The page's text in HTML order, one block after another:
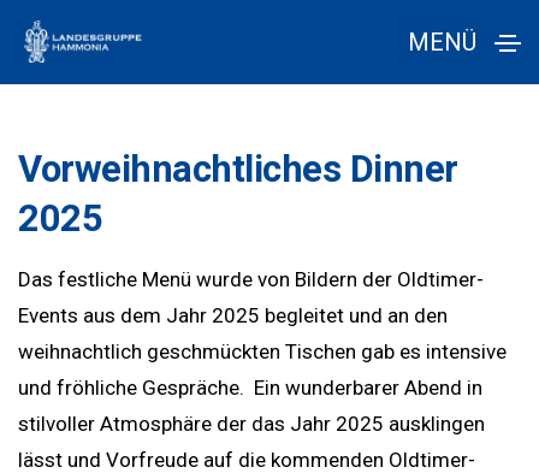
MENÜ
Vorweihnachtliches Dinner
2025
Das festliche Menü wurde von Bildern der Oldtimer-
Events aus dem Jahr 2025 begleitet und an den
weihnachtlich geschmückten Tischen gab es intensive
und fröhliche Gespräche. Ein wunderbarer Abend in
stilvoller Atmosphäre der das Jahr 2025 ausklingen
lässt und Vorfreude auf die kommenden Oldtimer-